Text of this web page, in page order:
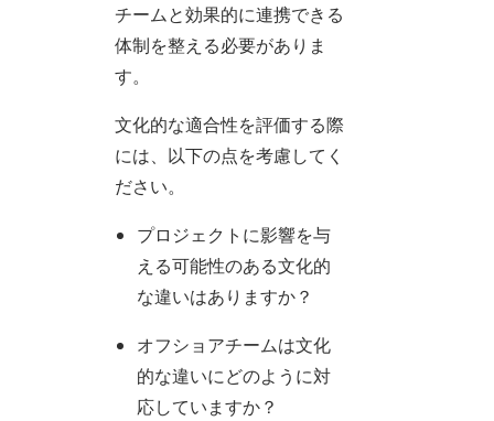
チームと効果的に連携できる
体制を整える必要がありま
す。
文化的な適合性を評価する際
には、以下の点を考慮してく
ださい。
プロジェクトに影響を与
える可能性のある文化的
な違いはありますか？
オフショアチームは文化
的な違いにどのように対
応していますか？